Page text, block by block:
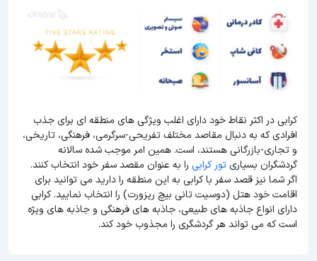
کرابی در اکثر نقاط خود دارای اغلب ویژگی های منطقه ای برای جذب
افرادی که به دنبال مقاصد مختلف تفریحی-سرگرمی، فرهنگی، تاریخی،
و تجاری-بازرگانی هستند، است. همین امر موجب شده سالانه
گردشگران بسیاریتور کرابی را به عنوان مقصد سفر خود انتخاب کنند.
اگر شما نیز قصد سفر با کرابی به این منطقه را دارید می توانید برای
اقامت خود هتل (دوسیت تانی بیچ ریزورت) را انتخاب نمایید. کرابی
دارای انواع جاذبه های طبیعی، جاذبه های فرهنگی و جاذبه های ویژه
است که می تواند هر گردشگری را مجذوب خود کند.